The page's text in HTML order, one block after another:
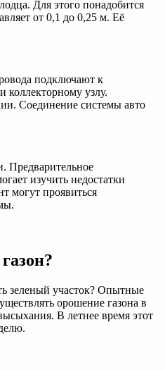
Для этого понадобится
от 0,1 до 0,25 м. Её
подключают к
коллекторному узлу.
Соединение системы авто
Предварительное
изучить недостатки
могут проявиться
зеленый участок? Опытные
орошение газона в
В летнее время этот